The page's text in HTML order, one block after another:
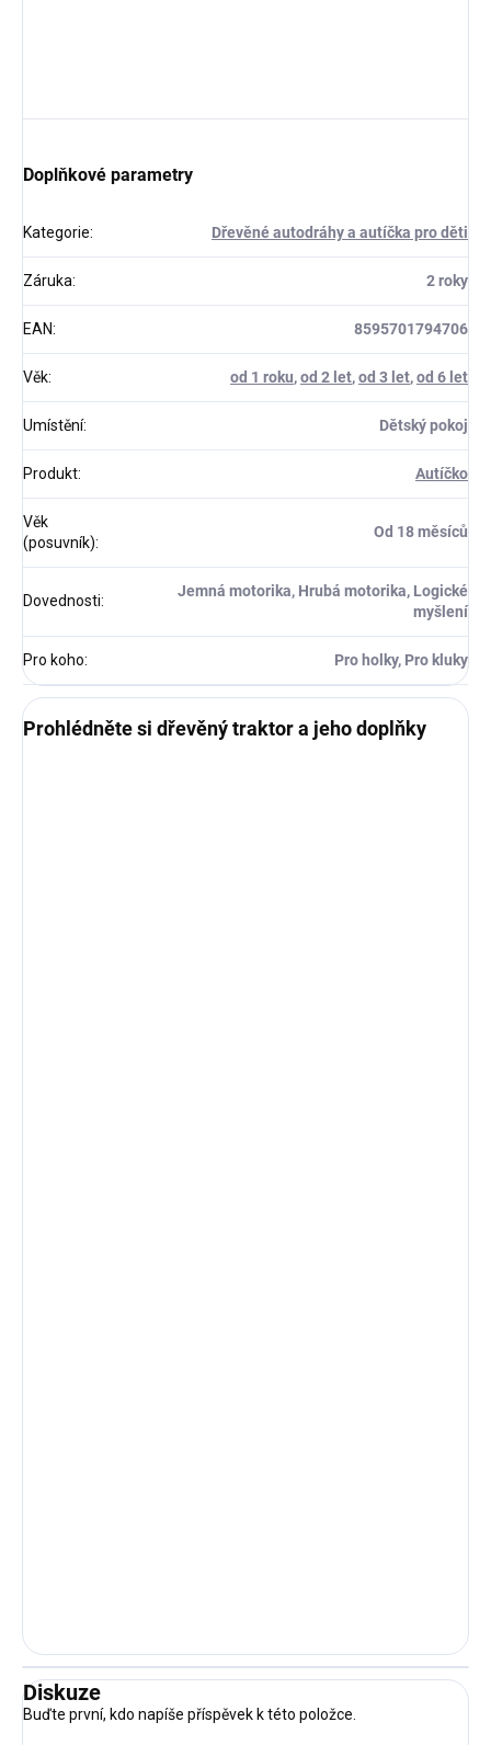
Doplňkové parametry
Kategorie: Dřevěné autodráhy a autíčka pro děti
Záruka: 2 roky
EAN: 8595701794706
Věk: od 1 roku,od 2 let,od 3 let,od 6 let
Umístění: Dětský pokoj
Produkt: Autíčko
Věk
(posuvník):
Od 18 měsíců
Dovednosti:
Jemná motorika, Hrubá motorika, Logické
myšlení
Pro koho: Pro holky, Pro kluky
Prohlédněte si dřevěný traktor a jeho doplňky
Diskuze
Buďte první, kdo napíše příspěvek k této položce.